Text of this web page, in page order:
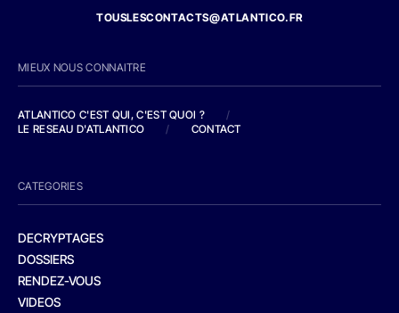
TOUSLESCONTACTS@ATLANTICO.FR
MIEUX NOUS CONNAITRE
ATLANTICO C'EST QUI, C'EST QUOI ?
/
LE RESEAU D'ATLANTICO
/ CONTACT
CATEGORIES
DECRYPTAGES
DOSSIERS
RENDEZ-VOUS
VIDEOS